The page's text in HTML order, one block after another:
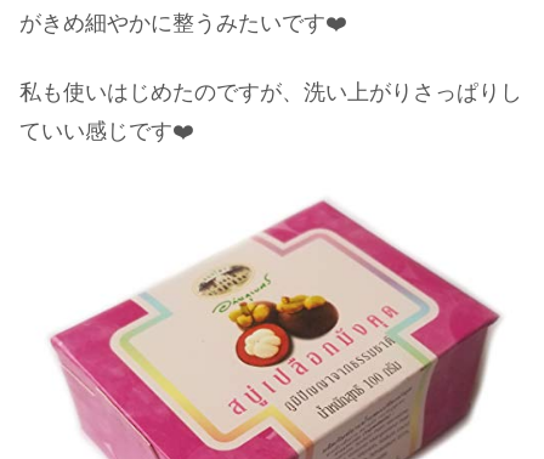
がきめ細やかに整うみたいです❤️
私も使いはじめたのですが、洗い上がりさっぱりし
ていい感じです❤️